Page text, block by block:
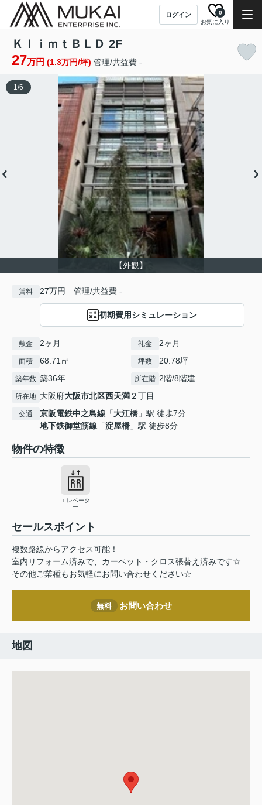
ログイン
お気に入り
0
ＫｌｉｍｔＢＬＤ 2F
27万円 (1.3万円/坪) 管理/共益費 -
【外観】
1/6
賃料 27万円 管理/共益費 -
初期費用シミュレーション
敷金 2ヶ月 礼金 2ヶ月
面積 68.71㎡ 坪数 20.78坪
築年数 築36年 所在階 2階/8階建
所在地 大阪府大阪市北区西天満２丁目
交通 京阪電鉄中之島線 「大江橋 」駅 徒歩7分
地下鉄御堂筋線 「淀屋橋 」駅 徒歩8分
物件の特徴
エレベータ
ー
セールスポイント
複数路線からアクセス可能！
室内リフォーム済みで、カーペット・クロス張替え済みです☆
その他ご業種もお気軽にお問い合わせください☆
無料 お問い合わせ
地図